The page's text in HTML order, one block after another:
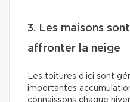
3. Les maisons
affronter la neige
Les toitures d’ici sont
importantes